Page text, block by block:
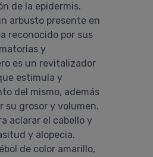
de la epidermis.
arbusto presente en
reconocido por sus
y
es un revitalizador
estimula y
del mismo, además
su grosor y volumen.
aclarar el cabello y
y alopecia.
de color amarillo,